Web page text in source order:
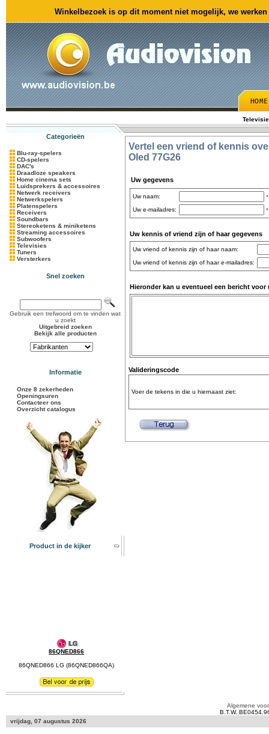
Winkelbezoek is op dit moment niet mogelijk, we
Categorieën
Blu-ray-spelers
CD-spelers
DAC's
Draadloze speakers
Home cinema sets
Luidsprekers & accessoires
Netwerk receivers
Netwerkspelers
Platenspelers
Receivers
Soundbars
Stereoketens & miniketens
Streaming accessoires
Subwoofers
Televisies
Tuners
Versterkers
Snel zoeken
Gebruik een trefwoord om te vinden wat
u zoekt
Uitgebreid zoeken
Bekijk alle producten
Informatie
Onze 8 zekerheden
Openingsuren
Contacteer ons
Overzicht catalogus
Product in de kijker
86QNED866
86QNED866 LG (86QNED866QA)
Vertel een vriend of kennis
Oled 77G26
Uw gegevens
Uw naam:
*
Uw e-mailadres:
*
Uw kennis of vriend zijn of haar gegevens
Uw vriend of kennis zijn of haar naam:
Uw vriend of kennis zijn of haar e-mailadres:
Hieronder kan u eventueel een bericht
Valideringscode
Voer de tekens in die u hiernaast ziet:
Algemene
B.T.W.
vrijdag, 07 augustus 2026